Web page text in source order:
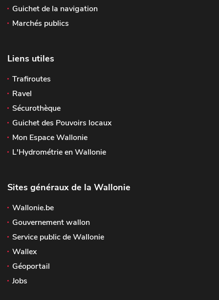
Guichet de la navigation
Marchés publics
Liens utiles
Trafiroutes
Ravel
Sécurothèque
Guichet des Pouvoirs locaux
Mon Espace Wallonie
L'Hydrométrie en Wallonie
Sites généraux de la Wallonie
Wallonie.be
Gouvernement wallon
Service public de Wallonie
Wallex
Géoportail
Jobs